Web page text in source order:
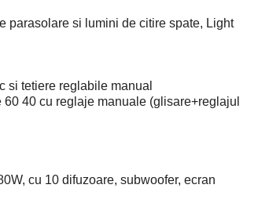
parasolare si lumini de citire spate, Light
si tetiere reglabile manual
40 cu reglaje manuale (glisare+reglajul
cu 10 difuzoare, subwoofer, ecran